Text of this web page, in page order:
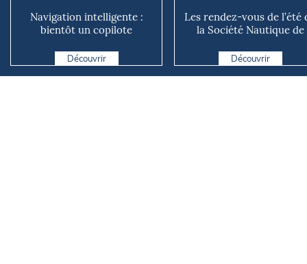
Navigation intelligente :
bientôt un copilote
Découvrir
Les rendez-vous de l’été
la Société Nautique de
Découvrir